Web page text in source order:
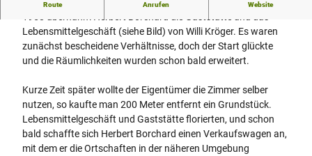
Route Anrufen Website
Lebensmittelgeschäft (siehe Bild) von Willi Kröger. Es waren
zunächst bescheidene Verhältnisse, doch der Start glückte
und die Räumlichkeiten wurden schon bald erweitert.
Kurze Zeit später wollte der Eigentümer die Zimmer selber
nutzen, so kaufte man 200 Meter entfernt ein Grundstück.
Lebensmittelgeschäft und Gaststätte florierten, und schon
bald schaffte sich Herbert Borchard einen Verkaufswagen an,
mit dem er die Ortschaften in der näheren Umgebung